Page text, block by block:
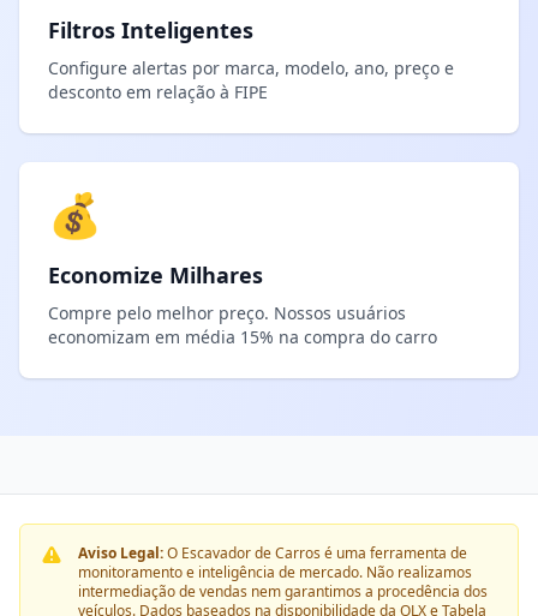
Filtros Inteligentes
Configure alertas por marca, modelo, ano, preço e
desconto em relação à FIPE
💰
Economize Milhares
Compre pelo melhor preço. Nossos usuários
economizam em média 15% na compra do carro
Aviso Legal:O Escavador de Carros é uma ferramenta de
monitoramento e inteligência de mercado. Não realizamos
intermediação de vendas nem garantimos a procedência dos
veículos. Dados baseados na disponibilidade da OLX e Tabela